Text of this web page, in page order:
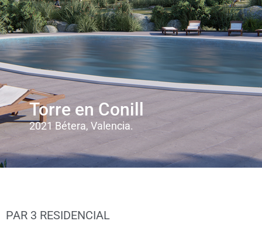
Torre en Conill
2021 Bétera, Valencia.
PAR 3 RESIDENCIAL